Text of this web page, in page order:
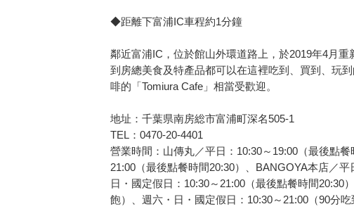
◆距離下富浦IC車程約1分鐘
鄰近富浦IC，位於館山外環道路上，於2019年4月
到房總美食及特產品都可以在這裡吃到、買到、玩
啡的「Tomiura Cafe」相當受歡迎。
地址：千葉県南房総市富浦町深名505-1
TEL：0470-20-4401
營業時間：山傳丸／平日：10:30～19:00（最後點
21:00（最後點餐時間20:30）、BANGOYA本店／
日・國定假日：10:30～21:00（最後點餐時間20:30
飽）、週六・日・國定假日：10:30～21:00（90分